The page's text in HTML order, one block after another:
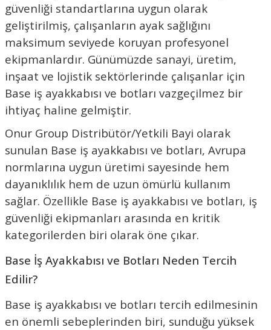
güvenliği standartlarına uygun olarak
geliştirilmiş, çalışanların ayak sağlığını
maksimum seviyede koruyan profesyonel
ekipmanlardır. Günümüzde sanayi, üretim,
inşaat ve lojistik sektörlerinde çalışanlar için
Base iş ayakkabısı ve botları vazgeçilmez bir
ihtiyaç haline gelmiştir.
Onur Group Distribütör/Yetkili Bayi olarak
sunulan Base iş ayakkabısı ve botları, Avrupa
normlarına uygun üretimi sayesinde hem
dayanıklılık hem de uzun ömürlü kullanım
sağlar. Özellikle Base iş ayakkabısı ve botları, iş
güvenliği ekipmanları arasında en kritik
kategorilerden biri olarak öne çıkar.
Base İş Ayakkabısı ve Botları Neden Tercih
Edilir?
Base iş ayakkabısı ve botları tercih edilmesinin
en önemli sebeplerinden biri, sunduğu yüksek